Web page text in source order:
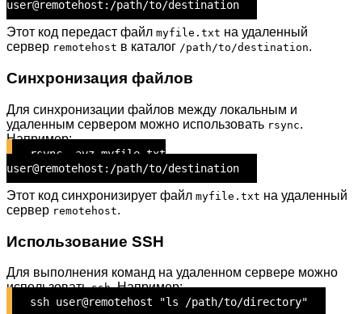
user@remotehost:/path/to/destination
Этот код передаст файл myfile.txt на удаленный
сервер remotehost в каталог /path/to/destination.
Синхронизация файлов
Для синхронизации файлов между локальным и
удаленным сервером можно использовать rsync.
Например:
rsync -avz myfile.txt
user@remotehost:/path/to/destination
Этот код синхронизирует файл myfile.txt на удаленный
сервер remotehost.
Использование SSH
Для выполнения команд на удаленном сервере можно
использоватьssh. Например:
ssh user@remotehost "ls /path/to/directory"